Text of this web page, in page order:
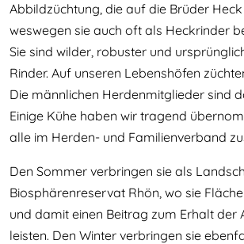
Abbildzüchtung, die auf die Brüder
weswegen sie auch oft als Heckrinder
Sie sind wilder, robuster und
Rinder. Auf unseren Lebenshöfen
Die männlichen Herdenmitglieder sind
Einige Kühe haben wir tragend
alle im Herden- und Familienverband
Den Sommer verbringen sie als
Biosphärenreservat Rhön, wo sie
und damit einen Beitrag zum Erhalt der
leisten. Den Winter verbringen sie